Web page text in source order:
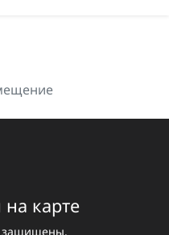
карте
защищены.